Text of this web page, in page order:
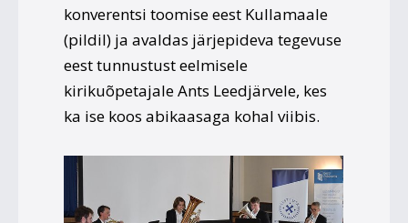
konverentsi toomise eest Kullamaale
(pildil) ja avaldas järjepideva tegevuse
eest tunnustust eelmisele
kirikuõpetajale Ants Leedjärvele, kes
ka ise koos abikaasaga kohal viibis.